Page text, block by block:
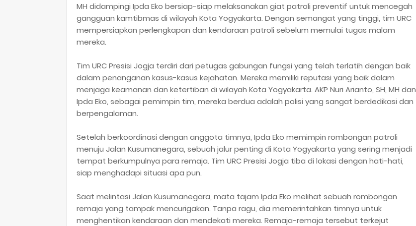
MH didampingi Ipda Eko bersiap-siap melaksanakan giat patroli preventif untuk mencegah
gangguan kamtibmas di wilayah Kota Yogyakarta. Dengan semangat yang tinggi, tim URC
mempersiapkan perlengkapan dan kendaraan patroli sebelum memulai tugas malam
mereka.
Tim URC Presisi Jogja terdiri dari petugas gabungan fungsi yang telah terlatih dengan baik
dalam penanganan kasus-kasus kejahatan. Mereka memiliki reputasi yang baik dalam
menjaga keamanan dan ketertiban di wilayah Kota Yogyakarta. AKP Nuri Arianto, SH, MH dan
Ipda Eko, sebagai pemimpin tim, mereka berdua adalah polisi yang sangat berdedikasi dan
berpengalaman.
Setelah berkoordinasi dengan anggota timnya, Ipda Eko memimpin rombongan patroli
menuju Jalan Kusumanegara, sebuah jalur penting di Kota Yogyakarta yang sering menjadi
tempat berkumpulnya para remaja. Tim URC Presisi Jogja tiba di lokasi dengan hati-hati,
siap menghadapi situasi apa pun.
Saat melintasi Jalan Kusumanegara, mata tajam Ipda Eko melihat sebuah rombongan
remaja yang tampak mencurigakan. Tanpa ragu, dia memerintahkan timnya untuk
menghentikan kendaraan dan mendekati mereka. Remaja-remaja tersebut terkejut